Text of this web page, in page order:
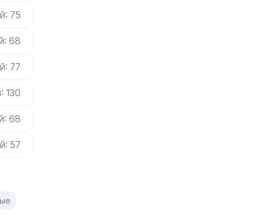
75
68
77
130
68
57